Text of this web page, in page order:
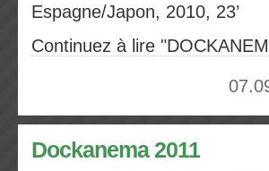
Espagne/Japon, 2010, 23’
Continuez à lire
Dockanema 2011